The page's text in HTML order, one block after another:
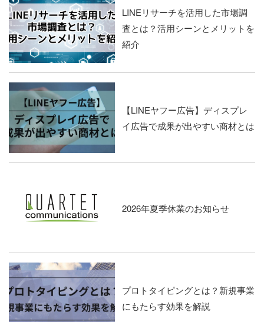
LINEリサーチを活用した市場調
査とは？活用シーンとメリットを
紹介
【LINEヤフー広告】ディスプレ
イ広告で成果が出やすい商材とは
2026年夏季休業のお知らせ
プロトタイピングとは？新規事業
にもたらす効果を解説